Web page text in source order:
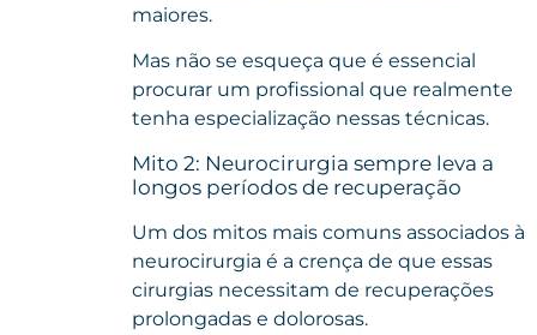
maiores.
Mas não se esqueça que é essencial
procurar um profissional que realmente
tenha especialização nessas técnicas.
Mito 2: Neurocirurgia sempre leva a
longos períodos de recuperação
Um dos mitos mais comuns associados à
neurocirurgia é a crença de que essas
cirurgias necessitam de recuperações
prolongadas e dolorosas.